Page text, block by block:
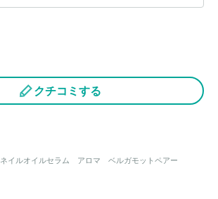
クチコミする
ネイルオイルセラム アロマ ベルガモットペアー